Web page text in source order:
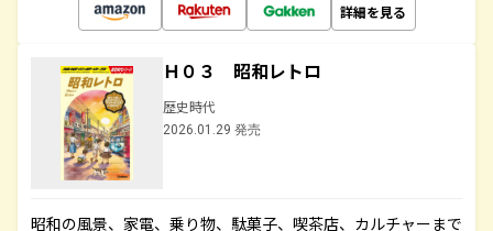
詳細を見る
Ｈ０３ 昭和レトロ
歴史時代
2026.01.29 発売
昭和の風景、家電、乗り物、駄菓子、喫茶店、カルチャーまで